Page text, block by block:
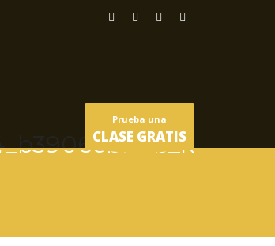
Prueba una
CLASE GRATIS